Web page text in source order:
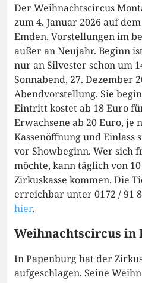
Der Weihnachtscircus
zum 4. Januar 2026 auf
Emden. Vorstellungen im
außer an Neujahr. Beginn
nur an Silvester schon um
Sonnabend, 27. Dezember
Abendvorstellung. Sie
Eintritt kostet ab 18 Euro
Erwachsene ab 20 Euro, je
Kassenöffnung und Einlass
vor Showbeginn. Wer sich
möchte, kann täglich von
Zirkuskasse kommen. Die
erreichbar unter 0172 / 91
hier.
Weihnachtscircus in
In Papenburg hat der
aufgeschlagen. Seine